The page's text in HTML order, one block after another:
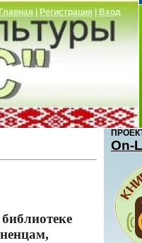
Главная Регистрация |Вход
Оn-